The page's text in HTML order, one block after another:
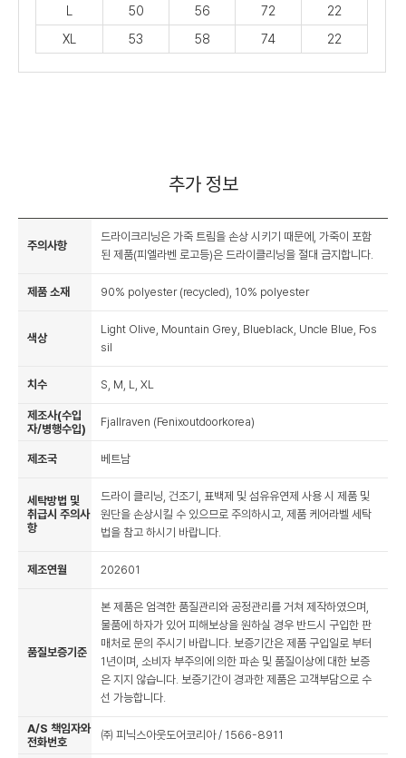
50 56 72
22
XL
53 58 74 22
추가 정보
주의사항
드라이크리닝은 가죽 트림을 손상 시키기 때문에, 가죽이 포함
된 제품(피엘라벤 로고등)은 드라이클리닝을 절대 금지합니다.
제품 소재 90% polyester (recycled), 10% polyester
색상
Light Olive, Mountain Grey, Blueblack, Uncle Blue, Fos
sil
치수 S, M, L, XL
제조사(수입
자/병행수입)
Fjallraven (Fenixoutdoorkorea)
제조국 베트남
세탁방법 및
취급시 주의사
항
드라이 클리닝, 건조기, 표백제 및 섬유유연제 사용 시 제품 및
원단을 손상시킬 수 있으므로 주의하시고, 제품 케어라벨 세탁
법을 참고 하시기 바랍니다.
제조연월 202601
품질보증기준
본 제품은 엄격한 품질관리와 공정관리를 거쳐 제작하였으며,
물품에 하자가 있어 피해보상을 원하실 경우 반드시 구입한 판
매처로 문의 주시기 바랍니다. 보증기간은 제품 구입일로 부터
1년이며, 소비자 부주의에 의한 파손 및 품질이상에 대한 보증
은 지지 않습니다. 보증기간이 경과한 제품은 고객부담으로 수
선 가능합니다.
A/S 책임자와
전화번호
㈜ 피닉스아웃도어코리아 / 1566-8911